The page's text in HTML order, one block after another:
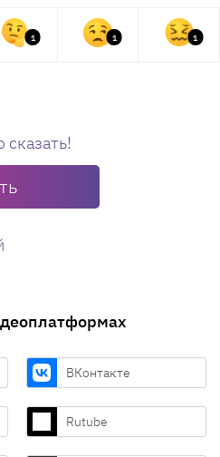
1 1 1
ВКонтакте
Rutube